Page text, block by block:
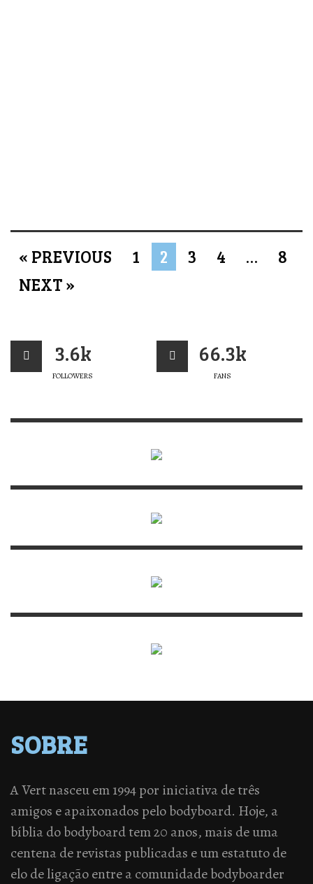
« PREVIOUS 1 2 3 4 …
8
NEXT »
3.6k
FOLLOWERS
66.3k
FANS
SOBRE
A Vert nasceu em 1994 por iniciativa de três
amigos e apaixonados pelo bodyboard. Hoje, a
bíblia do bodyboard tem 20 anos, mais de uma
centena de revistas publicadas e um estatuto de
elo de ligação entre a comunidade bodyboarder